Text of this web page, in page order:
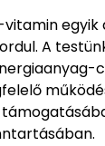
vitamin
A